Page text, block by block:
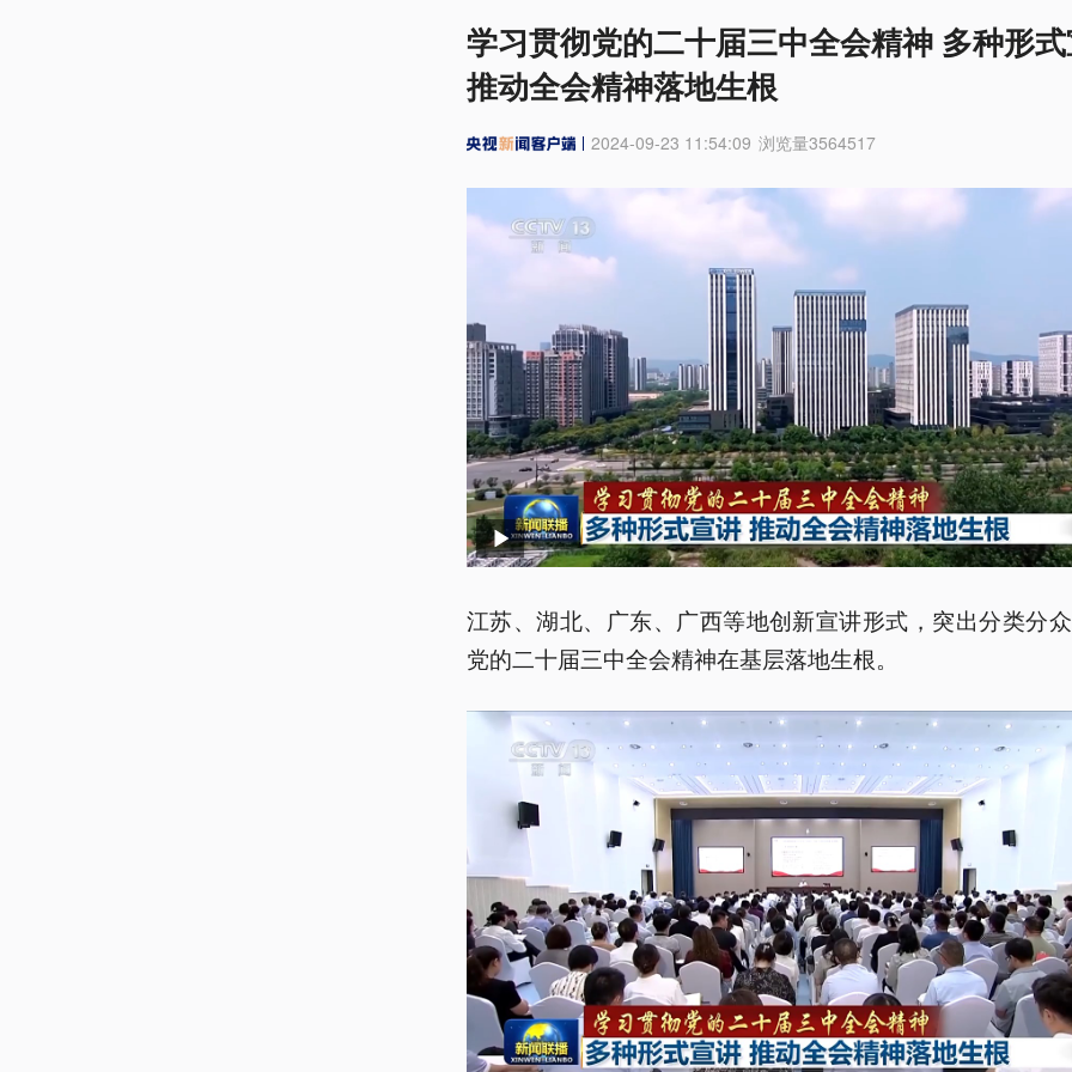
学习贯彻党的二十届三中全会精神 多种形
推动全会精神落地生根
2024-09-23 11:54:09 浏览量3564517
江苏、湖北、广东、广西等地创新宣讲形式，突出分类分
党的二十届三中全会精神在基层落地生根。